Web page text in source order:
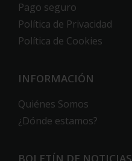
Pago seguro
Política de Privacidad
Política de Cookies
INFORMACIÓN
Quiénes Somos
¿Dónde estamos?